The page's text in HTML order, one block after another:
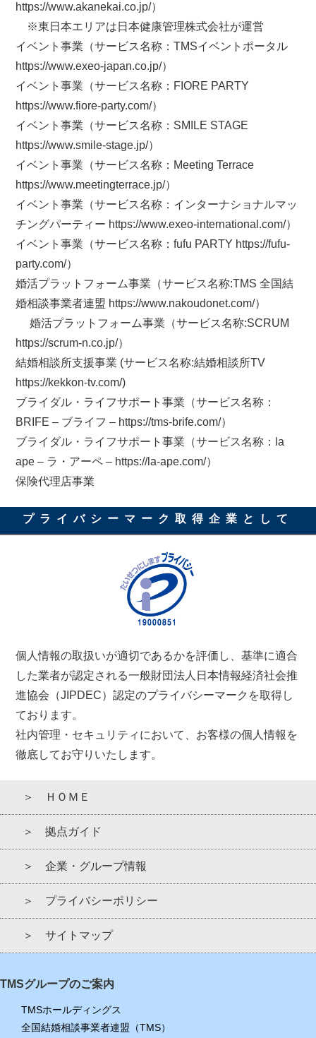
https://www.akanekai.co.jp/）
※東日本エリアは日本健康管理株式会社が運営
イベント事業（サービス名称：TMSイベントポータル
https://www.exeo-japan.co.jp/）
イベント事業（サービス名称：FIORE PARTY
https://www.fiore-party.com/）
イベント事業（サービス名称：SMILE STAGE
https://www.smile-stage.jp/）
イベント事業（サービス名称：Meeting Terrace
https://www.meetingterrace.jp/）
イベント事業（サービス名称：インターナショナルマッ
チングパーティー https://www.exeo-international.com/）
イベント事業（サービス名称：fufu PARTY https://fufu-
party.com/）
婚活プラットフォーム事業（サービス名称:TMS 全国結
婚相談事業者連盟 https://www.nakoudonet.com/）
婚活プラットフォーム事業（サービス名称:SCRUM
https://scrum-n.co.jp/）
結婚相談所支援事業 (サービス名称:結婚相談所TV
https://kekkon-tv.com/)
ブライダル・ライフサポート事業（サービス名称：
BRIFE – ブライフ – https://tms-brife.com/）
ブライダル・ライフサポート事業（サービス名称：la
ape – ラ・アーペ – https://la-ape.com/）
保険代理店事業
プライバシーマーク取得企業として
個人情報の取扱いが適切であるかを評価し、基準に適合
した業者が認定される一般財団法人日本情報経済社会推
進協会（JIPDEC）認定のプライバシーマークを取得し
ております。
社内管理・セキュリティにおいて、お客様の個人情報を
徹底してお守りいたします。
＞ ＨＯＭＥ
＞ 拠点ガイド
＞ 企業・グループ情報
＞ プライバシーポリシー
＞ サイトマップ
TMSグループのご案内
TMSホールディングス
全国結婚相談事業者連盟（TMS）